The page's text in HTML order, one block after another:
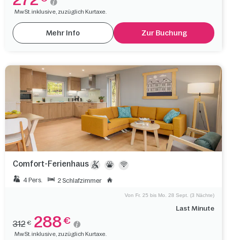
MwSt. inklusive, zuzüglich Kurtaxe.
Mehr Info Zur Buchung
Comfort-Ferienhaus
4 Pers. 2 Schlafzimmer
Last Minute
Von Fr. 25 bis Mo. 28 Sept. (3 Nächte)
312 € 288 €
MwSt. inklusive, zuzüglich Kurtaxe.